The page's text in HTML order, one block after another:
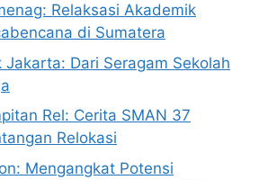
Relaksasi Akademik
di Sumatera
Dari Seragam Sekolah
Rel: Cerita SMAN 37
Relokasi
Mengangkat Potensi